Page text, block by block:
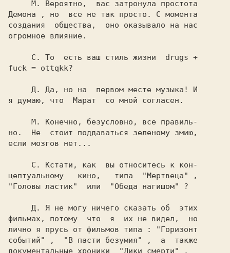
     М.
Демона
, но  все не так просто. С момента
создания  общества,  оно оказывало на нас
огромное влияние.
     С.
То  есть ваш стиль жизни  drugs +
fuck = ottqkk?
     Д.
Да, но на  первом месте музыка! И
я думаю, что Марат со мной согласен.
     М.
Конечно, безусловно, все правиль-
но.  Не  стоит поддаваться зеленому змию,
если мозгов нет...
     С.
Кстати, как  вы относитесь к кон-
цептуальному   кино,   типа
"Мертвеца"
"Головы ластик" или "Обеда нагишом" ?
     Д.
Я не могу ничего сказать об  этих
фильмах, потому  что  я  их не видел,  но
лично я прусь от фильмов типа :
"Горизонт
событий"
, "В пасти безумия"
,  а  также
документальные хроники
"Лики смерти" .